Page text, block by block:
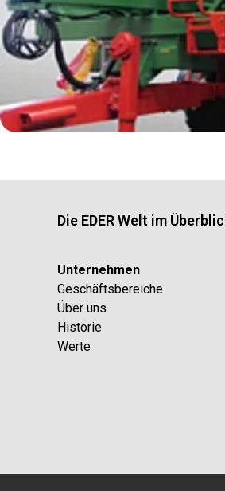
Die EDER Welt im
Unternehmen
Geschäftsbereiche
Über uns
Historie
Werte